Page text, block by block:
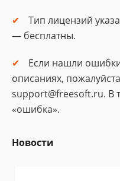
Тип лицензий
— бесплатны.
Если нашли
описаниях,
support@freesoft.ru. В
«ошибка».
Новости